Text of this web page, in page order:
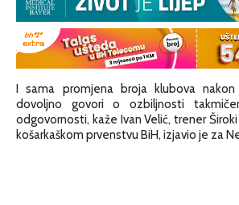
I sama promjena broja klubova
dovoljno govori o ozbiljnosti
odgovornosti, kaže Ivan Velić, trener
košarkaškom prvenstvu BiH, izjavio je za